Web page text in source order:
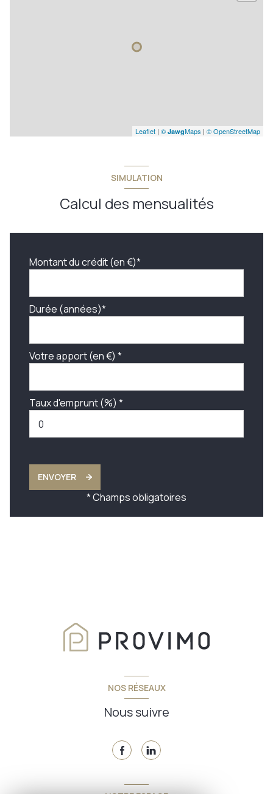
Leaflet | © JawgMaps | © OpenStreetMap
SIMULATION
Calcul des mensualités
Montant du crédit (en €)*
Durée (années)*
Votre apport (en €) *
Taux d'emprunt (%) *
ENVOYER
* Champs obligatoires
NOS RÉSEAUX
Nous suivre